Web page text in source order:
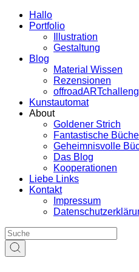
Hallo
Portfolio
Illustration
Gestaltung
Blog
Material Wissen
Rezensionen
Kunstautomat
About
Goldener Strich
Fantastische
Geheimnisvolle
Das Blog
Kooperationen
Liebe Links
Kontakt
Impressum